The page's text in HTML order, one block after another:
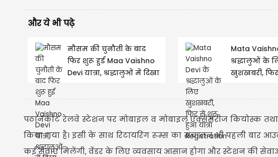
और ये भी पढ़े
मौसम की चुनौती के बाद
फिर शुरू हुई Maa Vaishno
Devi यात्रा, श्रद्धालुओं में दिखा
Mata
श्रद्धालुओं के
खुशखबरी,
पठानकोट रेलवे स्टेशन पर मोबाइल व मोबाइल एक्सेसरीज कियोस्क
किया गया है। इसी के साथ रिटायरिंग रूम्स का संचालन भी पहली बार
कई सेवाएं मिलेंगी, वेंडर के लिए व्यवसाय आसान होगा और स्टेशन की